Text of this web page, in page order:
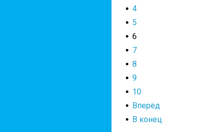
4
5
6
7
8
9
10
Вперёд
В конец